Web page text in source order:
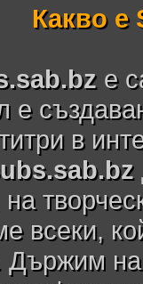
Какво е
е
е
в
на
всеки,
Държим